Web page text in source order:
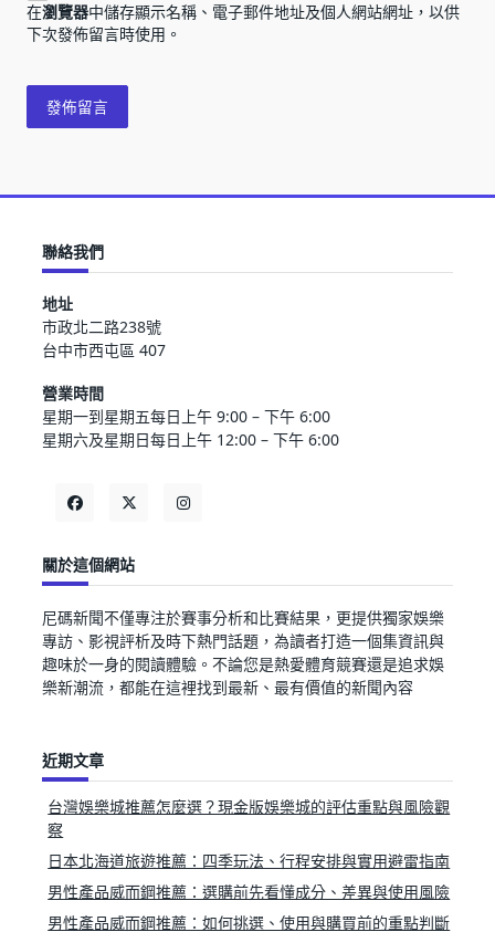
在瀏覽器中儲存顯示名稱、電子郵件地址及個人網站網址，以供
下次發佈留言時使用。
聯絡我們
地址
市政北二路238號
台中市西屯區 407
營業時間
星期一到星期五每日上午 9:00 – 下午 6:00
星期六及星期日每日上午 12:00 – 下午 6:00
關於這個網站
尼碼新聞不僅專注於賽事分析和比賽結果，更提供獨家娛樂
專訪、影視評析及時下熱門話題，為讀者打造一個集資訊與
趣味於一身的閱讀體驗。不論您是熱愛體育競賽還是追求娛
樂新潮流，都能在這裡找到最新、最有價值的新聞內容
近期文章
台灣娛樂城推薦怎麼選？現金版娛樂城的評估重點與風險觀
察
日本北海道旅遊推薦：四季玩法、行程安排與實用避雷指南
男性產品威而鋼推薦：選購前先看懂成分、差異與使用風險
男性產品威而鋼推薦：如何挑選、使用與購買前的重點判斷